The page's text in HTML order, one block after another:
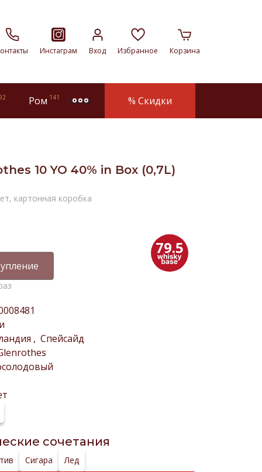
Инстаграм Вход Избранное Корзина
Ром 141 more % Скидки
10 YO 40% in Box (0,7L)
картонная коробка
79.5
, Спейсайд
сочетания
Сигара Лед